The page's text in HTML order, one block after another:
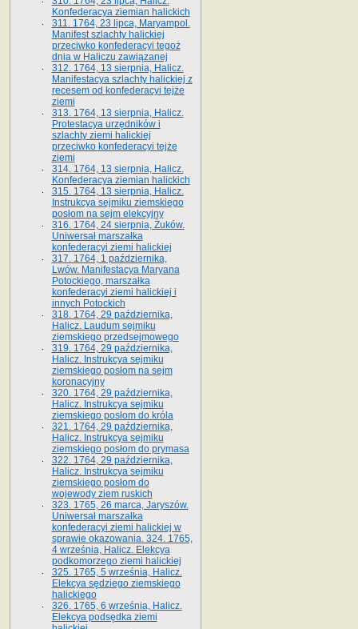
Konfederacya ziemian halickich
311. 1764, 23 lipca, Maryampol.
Manifest szlachty halickiej
przeciwko konfederacyi tegoż
dnia w Haliczu zawiązanej
312. 1764, 13 sierpnia, Halicz.
Manifestacya szlachty halickiej z
recesem od konfederacyi tejże
ziemi
313. 1764, 13 sierpnia, Halicz.
Protestacya urzędników i
szlachty ziemi halickiej
przeciwko konfederacyi tejże
ziemi
314. 1764, 13 sierpnia, Halicz.
Konfederacya ziemian halickich
315. 1764, 13 sierpnia, Halicz.
Instrukcya sejmiku ziemskiego
posłom na sejm elekcyjny
316. 1764, 24 sierpnia, Żuków.
Uniwersał marszałka
konfederacyi ziemi halickiej
317. 1764, 1 października,
Lwów. Manifestacya Maryana
Potockiego, marszałka
konfederacyi ziemi halickiej i
innych Potockich
318. 1764, 29 października,
Halicz. Laudum sejmiku
ziemskiego przedsejmowego
319. 1764, 29 października,
Halicz. Instrukcya sejmiku
ziemskiego posłom na sejm
koronacyjny
320. 1764, 29 października,
Halicz. Instrukcya sejmiku
ziemskiego posłom do króla
321. 1764, 29 października,
Halicz. Instrukcya sejmiku
ziemskiego posłom do prymasa
322. 1764, 29 października,
Halicz. Instrukcya sejmiku
ziemskiego posłom do
wojewody ziem ruskich
323. 1765, 26 marca, Jaryszów.
Uniwersał marszałka
konfederacyi ziemi halickiej w
sprawie okazowania. 324. 1765,
4 września, Halicz. Elekcya
podkomorzego ziemi halickiej
325. 1765, 5 września, Halicz.
Elekcya sędziego ziemskiego
halickiego
326. 1765, 6 września, Halicz.
Elekcya podsędka ziemi